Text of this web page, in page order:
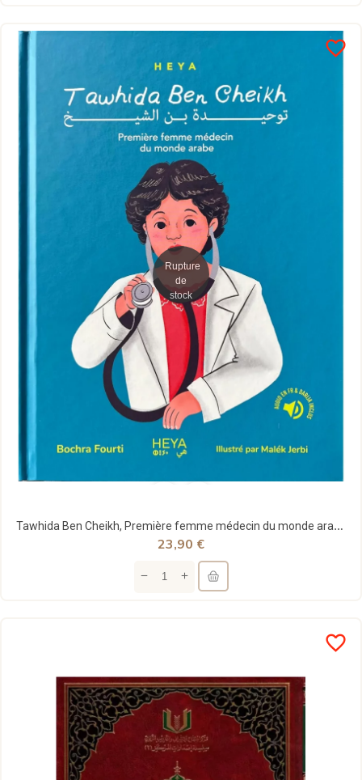
favorite_border
Rupture
de
stock
Tawhida Ben Cheikh, Première femme médecin du monde arabe (livre cartonné et version audio en...
23,90 €
favorite_border